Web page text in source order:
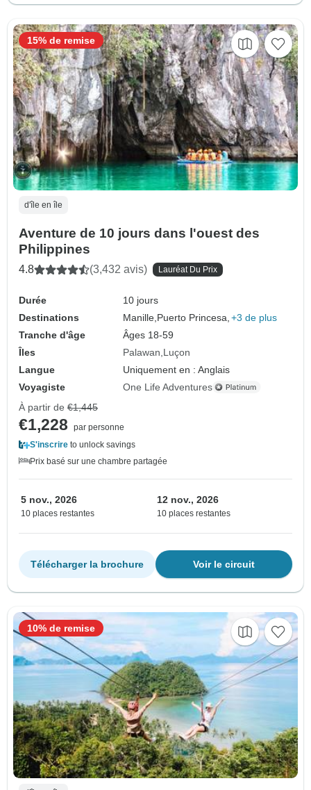
d'île en île
Aventure de 10 jours dans l'ouest des
Philippines
4.8 (3,432 avis) Lauréat Du Prix
Durée
10 jours
Destinations
Manille, Puerto Princesa, +3 de plus
Tranche d'âge
Âges 18-59
Îles
Palawan Luçon
Langue
Uniquement en : Anglais
Voyagiste
One Life Adventures
15% de remise
À partir de €1,445
€1,228
par personne
S'inscrire to unlock savings
Prix basé sur une chambre partagée
5 nov., 2026
10 places restantes
12 nov., 2026
10 places restantes
Voir le circuit
Télécharger la brochure
10% de remise